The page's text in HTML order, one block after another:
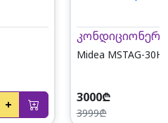
+
კონდიციონერი
Midea MSTAG-
3000₾
3999₾